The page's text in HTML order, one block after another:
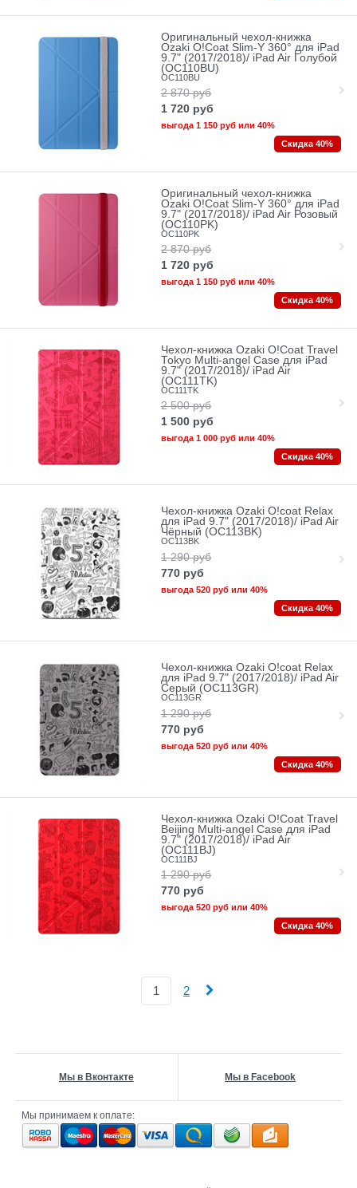
Оригинальный чехол-книжка
Ozaki O!Coat Slim-Y 360° для iPad
9.7" (2017/2018)/ iPad Air Голубой
(OC110BU)
OC110BU
2 870 руб
1 720 руб
выгода 1 150 рубили 40%
Скидка 40%
Оригинальный чехол-книжка
Ozaki O!Coat Slim-Y 360° для iPad
9.7" (2017/2018)/ iPad Air Розовый
(OC110PK)
OC110PK
2 870 руб
1 720 руб
выгода 1 150 рубили 40%
Скидка 40%
Чехол-книжка Ozaki O!Coat Travel
Tokyo Multi-angel Сase для iPad
9.7" (2017/2018)/ iPad Air
(OC111TK)
OC111TK
2 500 руб
1 500 руб
выгода 1 000 рубили 40%
Скидка 40%
Чехол-книжка Ozaki O!coat Relax
для iPad 9.7" (2017/2018)/ iPad Air
Чёрный (OC113BK)
OC113BK
1 290 руб
770 руб
выгода 520 рубили 40%
Скидка 40%
Чехол-книжка Ozaki O!coat Relax
для iPad 9.7" (2017/2018)/ iPad Air
Серый (OC113GR)
OC113GR
1 290 руб
770 руб
выгода 520 рубили 40%
Скидка 40%
Чехол-книжка Ozaki O!Coat Travel
Beijing Multi-angel Сase для iPad
9.7" (2017/2018)/ iPad Air
(OC111BJ)
OC111BJ
1 290 руб
770 руб
выгода 520 рубили 40%
Скидка 40%
1 2
Мы в Вконтакте Мы в Facebook
Мы принимаем к оплате: